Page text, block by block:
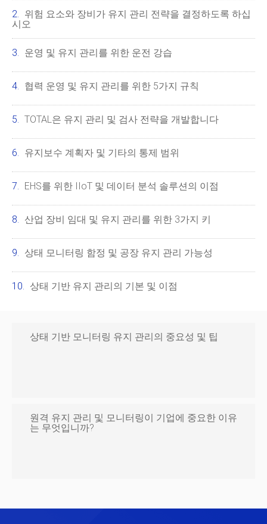
위험 요소와 장비가 유지 관리 전략을 결정하도록 하십
시오
운영 및 유지 관리를 위한 운전 강습
협력 운영 및 유지 관리를 위한 5가지 규칙
TOTAL은 유지 관리 및 검사 전략을 개발합니다
유지보수 계획자 및 기타의 통제 범위
EHS를 위한 IIoT 및 데이터 분석 솔루션의 이점
산업 장비 임대 및 유지 관리를 위한 3가지 키
상태 모니터링 함정 및 공장 유지 관리 가능성
상태 기반 유지 관리의 기본 및 이점
상태 기반 모니터링 유지 관리의 중요성 및 팁
원격 유지 관리 및 모니터링이 기업에 중요한 이유
는 무엇입니까?